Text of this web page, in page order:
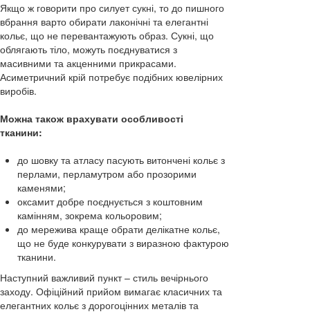
Якщо ж говорити про силует сукні, то до пишного
вбрання варто обирати лаконічні та елегантні
кольє, що не перевантажують образ. Сукні, що
облягають тіло, можуть поєднуватися з
масивними та акценними прикрасами.
Асиметричний крій потребує подібних ювелірних
виробів.
Можна також врахувати особливості
тканини:
до шовку та атласу пасують витончені кольє з
перлами, перламутром або прозорими
каменями;
оксамит добре поєднується з коштовним
камінням, зокрема кольоровим;
до мережива краще обрати делікатне кольє,
що не буде конкурувати з виразною фактурою
тканини.
Наступний важливий пункт – стиль вечірнього
заходу. Офіційний прийом вимагає класичних та
елегантних кольє з дорогоцінних металів та